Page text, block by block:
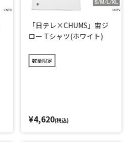
「日テレ×CHUMS」宙ジ
ロー Tシャツ(ホワイト)
数量限定
¥4,620(税込)